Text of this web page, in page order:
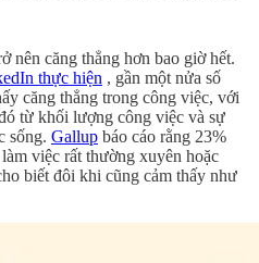
nên căng thẳng hơn bao giờ hết.
thực hiện , gần một nửa số
căng thẳng trong công việc, với
từ khối lượng công việc và sự
sống. Gallup báo cáo rằng 23%
việc rất thường xuyên hoặc
biết đôi khi cũng cảm thấy như